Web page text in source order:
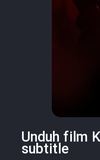
Unduh film
subtitle